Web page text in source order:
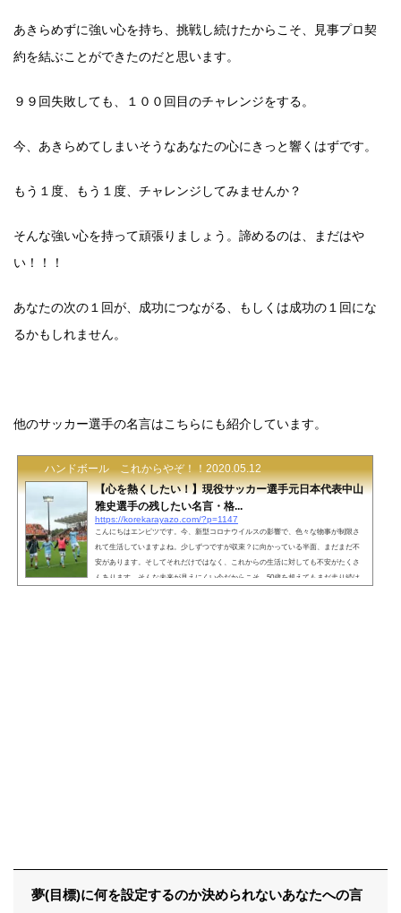
あきらめずに強い心を持ち、挑戦し続けたからこそ、見事プロ契
約を結ぶことができたのだと思います。
９９回失敗しても、１００回目のチャレンジをする。
今、あきらめてしまいそうなあなたの心にきっと響くはずです。
もう１度、もう１度、チャレンジしてみませんか？
そんな強い心を持って頑張りましょう。諦めるのは、まだはや
い！！！
あなたの次の１回が、成功につながる、もしくは成功の１回にな
るかもしれません。
他のサッカー選手の名言はこちらにも紹介しています。
ハンドボール これからやぞ！！ 2020.05.12
【心を熱くしたい！】現役サッカー選手元日本代表中山
雅史選手の残したい名言・格...
https://korekarayazo.com/?p=1147
こんにちはエンピツです。今、新型コロナウイルスの影響で、色々な物事が制限さ
れて生活していますよね。少しずつですが収束？に向かっている半面、まだまだ不
安があります。そしてそれだけではなく、これからの生活に対しても不安がたくさ
んあります。そんな未来が見えにくい今だからこそ、50歳を超えてもまだ走り続け
夢(目標)に何を設定するのか決められないあなたへの言